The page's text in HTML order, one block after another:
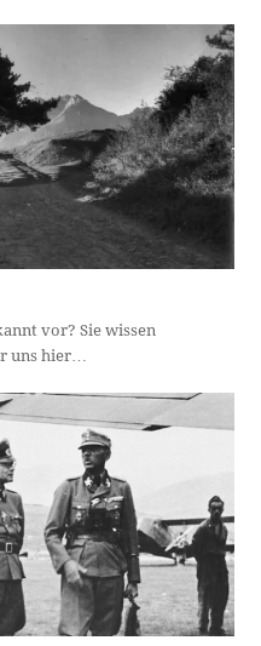
vor? Sie wissen
uns hier…